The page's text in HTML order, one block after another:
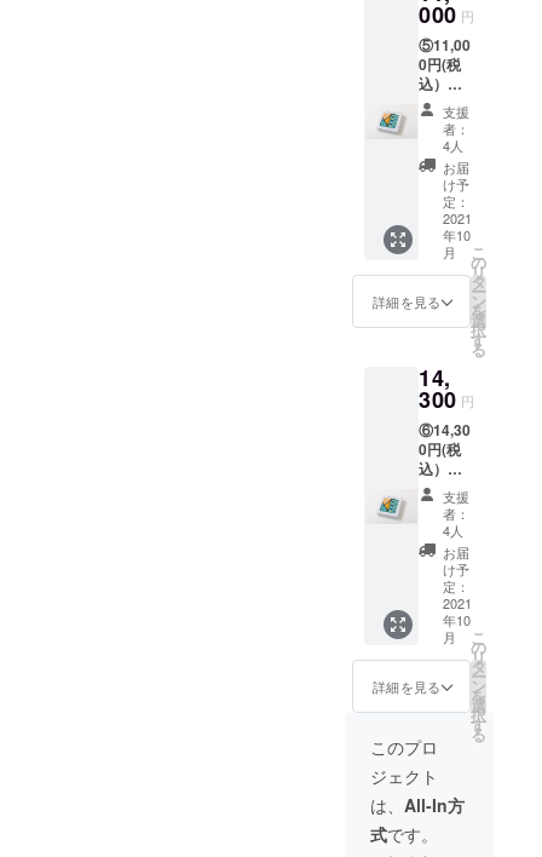
みは
青・
黄・ピ
ンクの
３種類
からお
選び頂
きま
す。 大
きさ：
100cm
×100c
m 生
地：二
重ガー
ウィス
キー・
ト・ブ
ラッ
ク・ハ
ニーの
４種類
からお
選び頂
きま
す。
CAMPF
IRE限定
で送料
無料で
す
000 円
⑤11,00
0円(税
込）・
・・
きょう
くるみ2
枚セッ
セッ
ト・黄
セッ
ト・ピ
ンク
セット
の３種
選び頂
きま
す。 ※
写真の
例は、
青セッ
トで
す。 大
きさ：
約
100cm
×100c
m 生
地：二
重ガー
ゼ
CAMPF
IRE限定
無料で
支援
者：
4人
お届
け予
定：
2021
年10
月
詳細を見る
こ
の
リ
タ
ー
ン
を
選
択
す
る
14,
300 円
⑥14,30
0円(税
込）・
・・
きょう
くるみ
２枚
セッ
ト・革
製風呂
敷バッ
グ用持
ち手
【TSUN
AGU】
ハンド
ル きょ
うくる
みは青
セッ
ト・黄
支援
者：
4人
お届
け予
定：
2021
年10
月
詳細を見る
こ
の
リ
タ
ー
ン
を
選
択
す
る
このプロ
ジェクト
は、 All-In方
式です。